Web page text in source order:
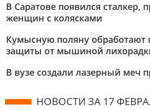
В Саратове появился сталкер,
женщин с колясками
Кумысную поляну обработают
защиты от мышиной
В вузе создали лазерный меч
НОВОСТИ ЗА 17